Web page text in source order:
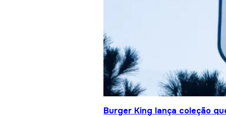
Burger King lança coleção